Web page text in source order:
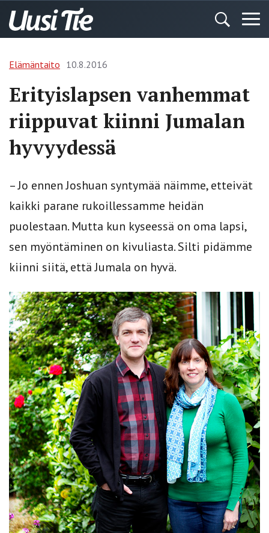
Elämäntaito 10.8.2016
Erityislapsen vanhemmat
riippuvat kiinni Jumalan
hyvyydessä
– Jo ennen Joshuan syntymää näimme, etteivät
kaikki parane rukoillessamme heidän
puolestaan. Mutta kun kyseessä on oma lapsi,
sen myöntäminen on kivuliasta. Silti pidämme
kiinni siitä, että Jumala on hyvä.